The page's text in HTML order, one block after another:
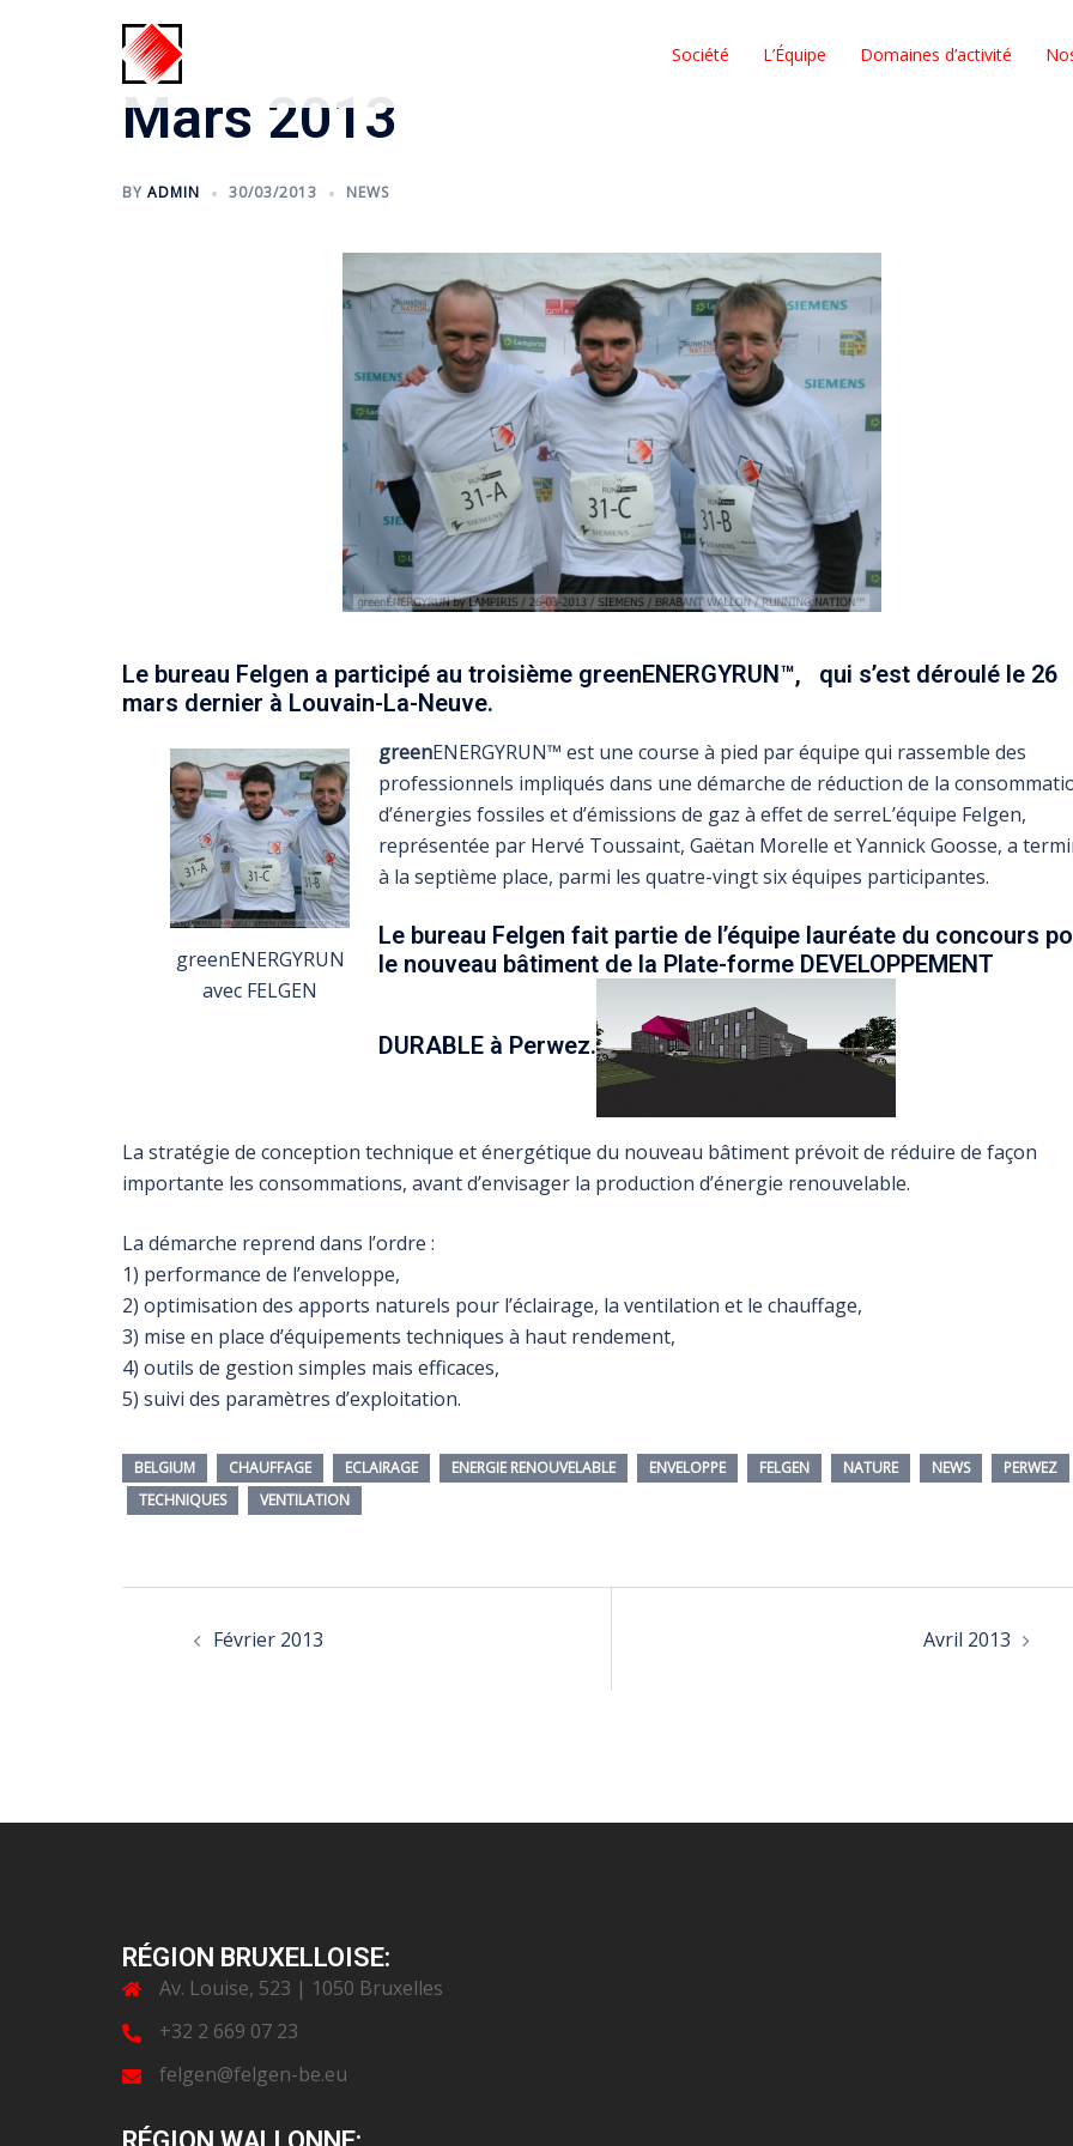
Société L’Équipe Domaines d’activité
Mars 2013
BY ADMIN 30/03/2013 NEWS
Le bureau Felgen a participé au troisième greenENERGYRUN™, qui s’est déroulé le 26
mars dernier à Louvain-La-Neuve.
greenENERGYRUN
avec FELGEN
greenENERGYRUN™ est une course à pied par équipe qui rassemble des
professionnels impliqués dans une démarche de réduction de la
d’énergies fossiles et d’émissions de gaz à effet de serreL’équipe Felgen,
représentée par Hervé Toussaint, Gaëtan Morelle et Yannick Goosse, a
à la septième place, parmi les quatre-vingt six équipes participantes.
Le bureau Felgen fait partie de l’équipe lauréate du concours
le nouveau bâtiment de la Plate-forme DEVELOPPEMENT
DURABLE à Perwez.
La stratégie de conception technique et énergétique du nouveau bâtiment prévoit de réduire de façon
importante les consommations, avant d’envisager la production d’énergie renouvelable.
La démarche reprend dans l’ordre :
1) performance de l’enveloppe,
2) optimisation des apports naturels pour l’éclairage, la ventilation et le chauffage,
3) mise en place d’équipements techniques à haut rendement,
4) outils de gestion simples mais efficaces,
5) suivi des paramètres d’exploitation.
BELGIUM CHAUFFAGE ECLAIRAGE ENERGIE RENOUVELABLE ENVELOPPE FELGEN NATURE NEWS
PERWEZ
TECHNIQUES
VENTILATION
PostFévrier 2013 Avril 2013
RÉGION BRUXELLOISE:
Av. Louise, 523 | 1050 Bruxelles
+32 2 669 07 23
felgen@felgen-be.eu